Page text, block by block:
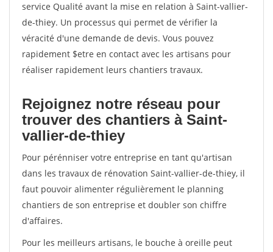
service Qualité avant la mise en relation à Saint-vallier-
de-thiey. Un processus qui permet de vérifier la
véracité d'une demande de devis. Vous pouvez
rapidement $etre en contact avec les artisans pour
réaliser rapidement leurs chantiers travaux.
Rejoignez notre réseau pour
trouver des chantiers à Saint-
vallier-de-thiey
Pour pérénniser votre entreprise en tant qu'artisan
dans les travaux de rénovation Saint-vallier-de-thiey, il
faut pouvoir alimenter régulièrement le planning
chantiers de son entreprise et doubler son chiffre
d'affaires.
Pour les meilleurs artisans, le bouche à oreille peut